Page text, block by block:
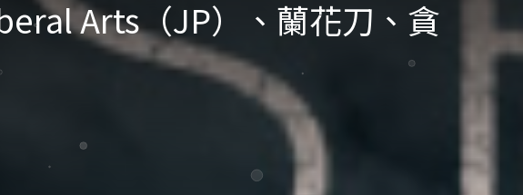
Arts（JP）、蘭花刀、貪